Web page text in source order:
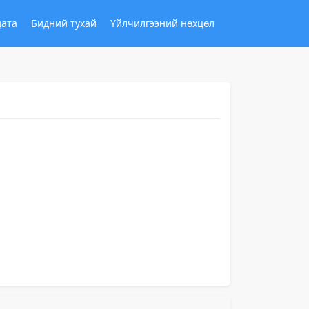
Бидний тухай Үйлчилгээний нөхцөл